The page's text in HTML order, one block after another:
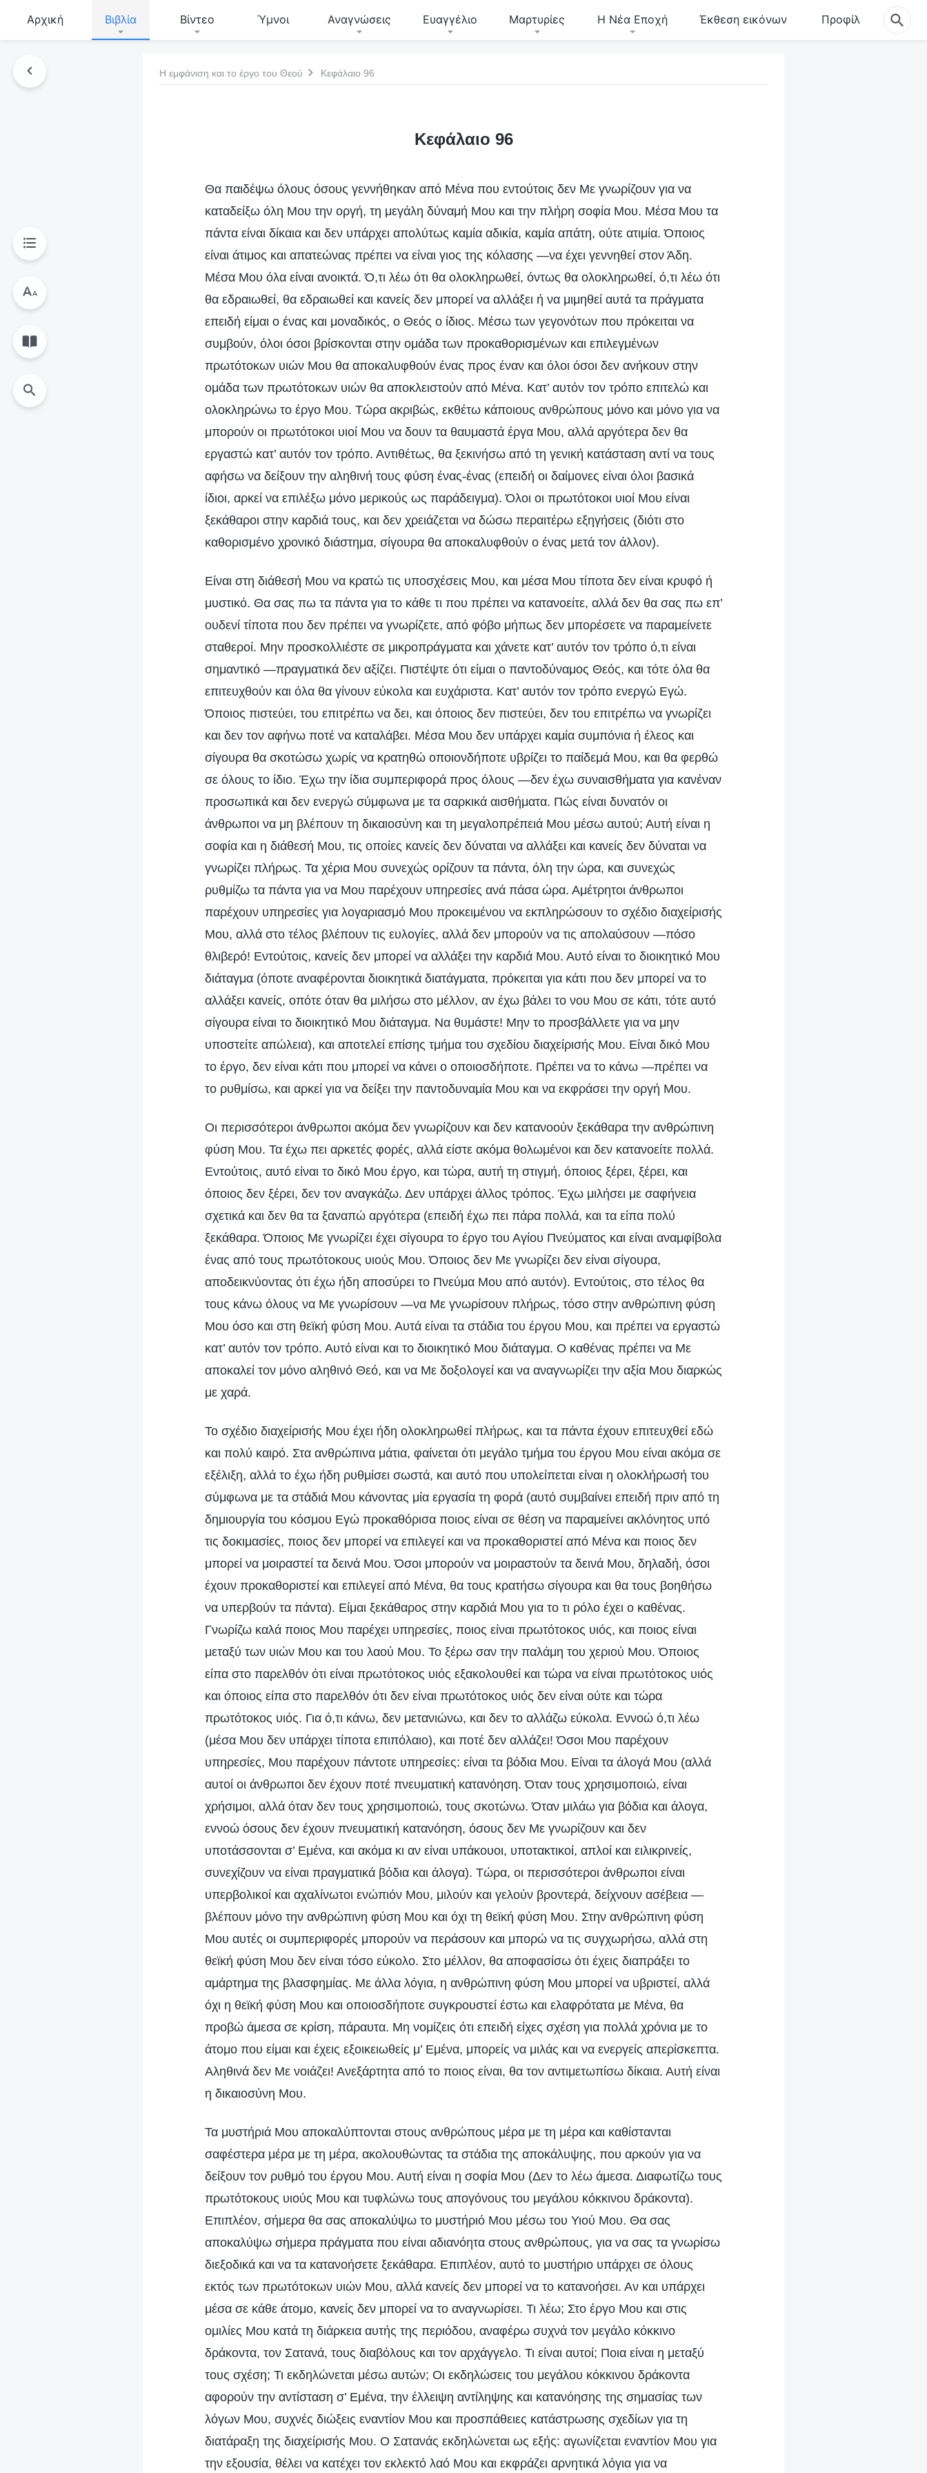
Αρχική Βιβλία Βίντεο Ύμνοι Αναγνώσεις Ευαγγέλιο Μαρτυρίες Η Νέα Εποχή Έκθεση εικόνων Προφίλ
Η εμφάνιση και το έργο του Θεού Κεφάλαιο 96
Κεφάλαιο 96
Θα παιδέψω όλους όσους γεννήθηκαν από Μένα που εντούτοις δεν Με γνωρίζουν για να
καταδείξω όλη Μου την οργή, τη μεγάλη δύναμή Μου και την πλήρη σοφία Μου. Μέσα Μου τα
πάντα είναι δίκαια και δεν υπάρχει απολύτως καμία αδικία, καμία απάτη, ούτε ατιμία. Όποιος
είναι άτιμος και απατεώνας πρέπει να είναι γιος της κόλασης —να έχει γεννηθεί στον Άδη.
Μέσα Μου όλα είναι ανοικτά. Ό,τι λέω ότι θα ολοκληρωθεί, όντως θα ολοκληρωθεί, ό,τι λέω ότι
θα εδραιωθεί, θα εδραιωθεί και κανείς δεν μπορεί να αλλάξει ή να μιμηθεί αυτά τα πράγματα
επειδή είμαι ο ένας και μοναδικός, ο Θεός ο ίδιος. Μέσω των γεγονότων που πρόκειται να
συμβούν, όλοι όσοι βρίσκονται στην ομάδα των προκαθορισμένων και επιλεγμένων
πρωτότοκων υιών Μου θα αποκαλυφθούν ένας προς έναν και όλοι όσοι δεν ανήκουν στην
ομάδα των πρωτότοκων υιών θα αποκλειστούν από Μένα. Κατ’ αυτόν τον τρόπο επιτελώ και
ολοκληρώνω το έργο Μου. Τώρα ακριβώς, εκθέτω κάποιους ανθρώπους μόνο και μόνο για να
μπορούν οι πρωτότοκοι υιοί Μου να δουν τα θαυμαστά έργα Μου, αλλά αργότερα δεν θα
εργαστώ κατ’ αυτόν τον τρόπο. Αντιθέτως, θα ξεκινήσω από τη γενική κατάσταση αντί να τους
αφήσω να δείξουν την αληθινή τους φύση ένας-ένας (επειδή οι δαίμονες είναι όλοι βασικά
ίδιοι, αρκεί να επιλέξω μόνο μερικούς ως παράδειγμα). Όλοι οι πρωτότοκοι υιοί Μου είναι
ξεκάθαροι στην καρδιά τους, και δεν χρειάζεται να δώσω περαιτέρω εξηγήσεις (διότι στο
καθορισμένο χρονικό διάστημα, σίγουρα θα αποκαλυφθούν ο ένας μετά τον άλλον).
Είναι στη διάθεσή Μου να κρατώ τις υποσχέσεις Μου, και μέσα Μου τίποτα δεν είναι κρυφό ή
μυστικό. Θα σας πω τα πάντα για το κάθε τι που πρέπει να κατανοείτε, αλλά δεν θα σας πω επ’
ουδενί τίποτα που δεν πρέπει να γνωρίζετε, από φόβο μήπως δεν μπορέσετε να παραμείνετε
σταθεροί. Μην προσκολλιέστε σε μικροπράγματα και χάνετε κατ’ αυτόν τον τρόπο ό,τι είναι
σημαντικό —πραγματικά δεν αξίζει. Πιστέψτε ότι είμαι ο παντοδύναμος Θεός, και τότε όλα θα
επιτευχθούν και όλα θα γίνουν εύκολα και ευχάριστα. Κατ’ αυτόν τον τρόπο ενεργώ Εγώ.
Όποιος πιστεύει, του επιτρέπω να δει, και όποιος δεν πιστεύει, δεν του επιτρέπω να γνωρίζει
και δεν τον αφήνω ποτέ να καταλάβει. Μέσα Μου δεν υπάρχει καμία συμπόνια ή έλεος και
σίγουρα θα σκοτώσω χωρίς να κρατηθώ οποιονδήποτε υβρίζει το παίδεμά Μου, και θα φερθώ
σε όλους το ίδιο. Έχω την ίδια συμπεριφορά προς όλους —δεν έχω συναισθήματα για κανέναν
προσωπικά και δεν ενεργώ σύμφωνα με τα σαρκικά αισθήματα. Πώς είναι δυνατόν οι
άνθρωποι να μη βλέπουν τη δικαιοσύνη και τη μεγαλοπρέπειά Μου μέσω αυτού; Αυτή είναι η
σοφία και η διάθεσή Μου, τις οποίες κανείς δεν δύναται να αλλάξει και κανείς δεν δύναται να
γνωρίζει πλήρως. Τα χέρια Μου συνεχώς ορίζουν τα πάντα, όλη την ώρα, και συνεχώς
ρυθμίζω τα πάντα για να Μου παρέχουν υπηρεσίες ανά πάσα ώρα. Αμέτρητοι άνθρωποι
παρέχουν υπηρεσίες για λογαριασμό Μου προκειμένου να εκπληρώσουν το σχέδιο διαχείρισής
Μου, αλλά στο τέλος βλέπουν τις ευλογίες, αλλά δεν μπορούν να τις απολαύσουν —πόσο
θλιβερό! Εντούτοις, κανείς δεν μπορεί να αλλάξει την καρδιά Μου. Αυτό είναι το διοικητικό Μου
διάταγμα (όποτε αναφέρονται διοικητικά διατάγματα, πρόκειται για κάτι που δεν μπορεί να το
αλλάξει κανείς, οπότε όταν θα μιλήσω στο μέλλον, αν έχω βάλει το νου Μου σε κάτι, τότε αυτό
σίγουρα είναι το διοικητικό Μου διάταγμα. Να θυμάστε! Μην το προσβάλλετε για να μην
υποστείτε απώλεια), και αποτελεί επίσης τμήμα του σχεδίου διαχείρισής Μου. Είναι δικό Μου
το έργο, δεν είναι κάτι που μπορεί να κάνει ο οποιοσδήποτε. Πρέπει να το κάνω —πρέπει να
το ρυθμίσω, και αρκεί για να δείξει την παντοδυναμία Μου και να εκφράσει την οργή Μου.
Οι περισσότεροι άνθρωποι ακόμα δεν γνωρίζουν και δεν κατανοούν ξεκάθαρα την ανθρώπινη
φύση Μου. Τα έχω πει αρκετές φορές, αλλά είστε ακόμα θολωμένοι και δεν κατανοείτε πολλά.
Εντούτοις, αυτό είναι το δικό Μου έργο, και τώρα, αυτή τη στιγμή, όποιος ξέρει, ξέρει, και
όποιος δεν ξέρει, δεν τον αναγκάζω. Δεν υπάρχει άλλος τρόπος. Έχω μιλήσει με σαφήνεια
σχετικά και δεν θα τα ξαναπώ αργότερα (επειδή έχω πει πάρα πολλά, και τα είπα πολύ
ξεκάθαρα. Όποιος Με γνωρίζει έχει σίγουρα το έργο του Αγίου Πνεύματος και είναι αναμφίβολα
ένας από τους πρωτότοκους υιούς Μου. Όποιος δεν Με γνωρίζει δεν είναι σίγουρα,
αποδεικνύοντας ότι έχω ήδη αποσύρει το Πνεύμα Μου από αυτόν). Εντούτοις, στο τέλος θα
τους κάνω όλους να Με γνωρίσουν —να Με γνωρίσουν πλήρως, τόσο στην ανθρώπινη φύση
Μου όσο και στη θεϊκή φύση Μου. Αυτά είναι τα στάδια του έργου Μου, και πρέπει να εργαστώ
κατ’ αυτόν τον τρόπο. Αυτό είναι και το διοικητικό Μου διάταγμα. Ο καθένας πρέπει να Με
αποκαλεί τον μόνο αληθινό Θεό, και να Με δοξολογεί και να αναγνωρίζει την αξία Μου διαρκώς
με χαρά.
Το σχέδιο διαχείρισής Μου έχει ήδη ολοκληρωθεί πλήρως, και τα πάντα έχουν επιτευχθεί εδώ
και πολύ καιρό. Στα ανθρώπινα μάτια, φαίνεται ότι μεγάλο τμήμα του έργου Μου είναι ακόμα σε
εξέλιξη, αλλά το έχω ήδη ρυθμίσει σωστά, και αυτό που υπολείπεται είναι η ολοκλήρωσή του
σύμφωνα με τα στάδιά Μου κάνοντας μία εργασία τη φορά (αυτό συμβαίνει επειδή πριν από τη
δημιουργία του κόσμου Εγώ προκαθόρισα ποιος είναι σε θέση να παραμείνει ακλόνητος υπό
τις δοκιμασίες, ποιος δεν μπορεί να επιλεγεί και να προκαθοριστεί από Μένα και ποιος δεν
μπορεί να μοιραστεί τα δεινά Μου. Όσοι μπορούν να μοιραστούν τα δεινά Μου, δηλαδή, όσοι
έχουν προκαθοριστεί και επιλεγεί από Μένα, θα τους κρατήσω σίγουρα και θα τους βοηθήσω
να υπερβούν τα πάντα). Είμαι ξεκάθαρος στην καρδιά Μου για το τι ρόλο έχει ο καθένας.
Γνωρίζω καλά ποιος Μου παρέχει υπηρεσίες, ποιος είναι πρωτότοκος υιός, και ποιος είναι
μεταξύ των υιών Μου και του λαού Μου. Το ξέρω σαν την παλάμη του χεριού Μου. Όποιος
είπα στο παρελθόν ότι είναι πρωτότοκος υιός εξακολουθεί και τώρα να είναι πρωτότοκος υιός
και όποιος είπα στο παρελθόν ότι δεν είναι πρωτότοκος υιός δεν είναι ούτε και τώρα
πρωτότοκος υιός. Για ό,τι κάνω, δεν μετανιώνω, και δεν το αλλάζω εύκολα. Εννοώ ό,τι λέω
(μέσα Μου δεν υπάρχει τίποτα επιπόλαιο), και ποτέ δεν αλλάζει! Όσοι Μου παρέχουν
υπηρεσίες, Μου παρέχουν πάντοτε υπηρεσίες: είναι τα βόδια Μου. Είναι τα άλογά Μου (αλλά
αυτοί οι άνθρωποι δεν έχουν ποτέ πνευματική κατανόηση. Όταν τους χρησιμοποιώ, είναι
χρήσιμοι, αλλά όταν δεν τους χρησιμοποιώ, τους σκοτώνω. Όταν μιλάω για βόδια και άλογα,
εννοώ όσους δεν έχουν πνευματική κατανόηση, όσους δεν Με γνωρίζουν και δεν
υποτάσσονται σ’ Εμένα, και ακόμα κι αν είναι υπάκουοι, υποτακτικοί, απλοί και ειλικρινείς,
συνεχίζουν να είναι πραγματικά βόδια και άλογα). Τώρα, οι περισσότεροι άνθρωποι είναι
υπερβολικοί και αχαλίνωτοι ενώπιόν Μου, μιλούν και γελούν βροντερά, δείχνουν ασέβεια —
βλέπουν μόνο την ανθρώπινη φύση Μου και όχι τη θεϊκή φύση Μου. Στην ανθρώπινη φύση
Μου αυτές οι συμπεριφορές μπορούν να περάσουν και μπορώ να τις συγχωρήσω, αλλά στη
θεϊκή φύση Μου δεν είναι τόσο εύκολο. Στο μέλλον, θα αποφασίσω ότι έχεις διαπράξει το
αμάρτημα της βλασφημίας. Με άλλα λόγια, η ανθρώπινη φύση Μου μπορεί να υβριστεί, αλλά
όχι η θεϊκή φύση Μου και οποιοσδήποτε συγκρουστεί έστω και ελαφρότατα με Μένα, θα
προβώ άμεσα σε κρίση, πάραυτα. Μη νομίζεις ότι επειδή είχες σχέση για πολλά χρόνια με το
άτομο που είμαι και έχεις εξοικειωθείς μ’ Εμένα, μπορείς να μιλάς και να ενεργείς απερίσκεπτα.
Αληθινά δεν Με νοιάζει! Ανεξάρτητα από το ποιος είναι, θα τον αντιμετωπίσω δίκαια. Αυτή είναι
η δικαιοσύνη Μου.
Τα μυστήριά Μου αποκαλύπτονται στους ανθρώπους μέρα με τη μέρα και καθίστανται
σαφέστερα μέρα με τη μέρα, ακολουθώντας τα στάδια της αποκάλυψης, που αρκούν για να
δείξουν τον ρυθμό του έργου Μου. Αυτή είναι η σοφία Μου (Δεν το λέω άμεσα. Διαφωτίζω τους
πρωτότοκους υιούς Μου και τυφλώνω τους απογόνους του μεγάλου κόκκινου δράκοντα).
Επιπλέον, σήμερα θα σας αποκαλύψω το μυστήριό Μου μέσω του Υιού Μου. Θα σας
αποκαλύψω σήμερα πράγματα που είναι αδιανόητα στους ανθρώπους, για να σας τα γνωρίσω
διεξοδικά και να τα κατανοήσετε ξεκάθαρα. Επιπλέον, αυτό το μυστήριο υπάρχει σε όλους
εκτός των πρωτότοκων υιών Μου, αλλά κανείς δεν μπορεί να το κατανοήσει. Αν και υπάρχει
μέσα σε κάθε άτομο, κανείς δεν μπορεί να το αναγνωρίσει. Τι λέω; Στο έργο Μου και στις
ομιλίες Μου κατά τη διάρκεια αυτής της περιόδου, αναφέρω συχνά τον μεγάλο κόκκινο
δράκοντα, τον Σατανά, τους διαβόλους και τον αρχάγγελο. Τι είναι αυτοί; Ποια είναι η μεταξύ
τους σχέση; Τι εκδηλώνεται μέσω αυτών; Οι εκδηλώσεις του μεγάλου κόκκινου δράκοντα
αφορούν την αντίσταση σ’ Εμένα, την έλλειψη αντίληψης και κατανόησης της σημασίας των
λόγων Μου, συχνές διώξεις εναντίον Μου και προσπάθειες κατάστρωσης σχεδίων για τη
διατάραξη της διαχείρισής Μου. Ο Σατανάς εκδηλώνεται ως εξής: αγωνίζεται εναντίον Μου για
την εξουσία, θέλει να κατέχει τον εκλεκτό λαό Μου και εκφράζει αρνητικά λόγια για να